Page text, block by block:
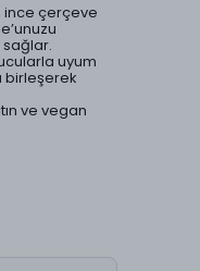
ince çerçeve
uyum
birleşerek
ve vegan